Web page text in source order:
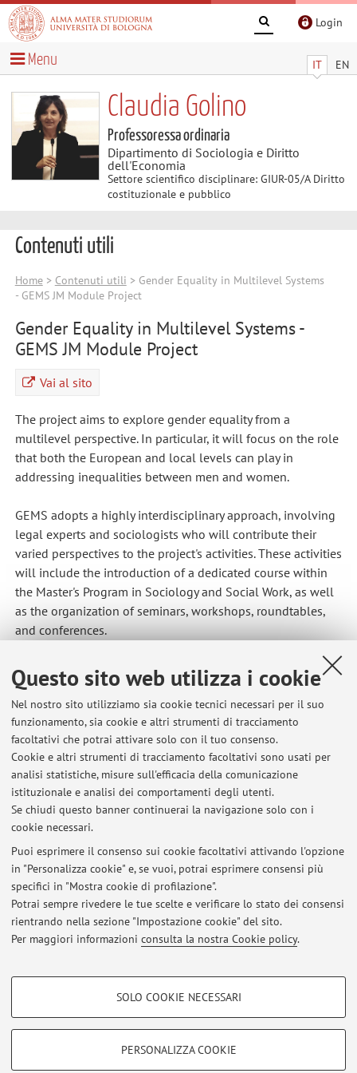
Questo sito web utilizza i cookie
Nel nostro sito utilizziamo sia cookie tecnici necessari per il suo
funzionamento, sia cookie e altri strumenti di tracciamento
facoltativi che potrai attivare solo con il tuo consenso.
Cookie e altri strumenti di tracciamento facoltativi sono usati per
analisi statistiche, misure sull'efficacia della comunicazione
istituzionale e analisi dei comportamenti degli utenti.
Se chiudi questo banner continuerai la navigazione solo con i
cookie necessari.
Puoi esprimere il consenso sui cookie facoltativi attivando l'opzione
in "Personalizza cookie" e, se vuoi, potrai esprimere consensi più
specifici in "Mostra cookie di profilazione".
Potrai sempre rivedere le tue scelte e verificare lo stato dei consensi
rientrando nella sezione "Impostazione cookie" del sito.
Per maggiori informazioni consulta la nostra Cookie policy.
COOKIE DI PROFILAZIONE - FACOLTATIVI
SOLO COOKIE NECESSARI
PERSONALIZZA COOKIE
Login
IT EN
Menu
Claudia Golino
Professoressa ordinaria
Dipartimento di Sociologia e Diritto
dell'Economia
Settore scientifico disciplinare: GIUR-05/A Diritto
costituzionale e pubblico
Contenuti utili
Home> Contenuti utili > Gender Equality in Multilevel Systems
- GEMS JM Module Project
Gender Equality in Multilevel Systems -
GEMS JM Module Project
Vai al sito
The project aims to explore gender equality from a
multilevel perspective. In particular, it will focus on the role
that both the European and local levels can play in
addressing inequalities between men and women.
GEMS adopts a highly interdisciplinary approach, involving
legal experts and sociologists who will contribute their
varied perspectives to the project's activities. These activities
will include the introduction of a dedicated course within
the Master's Program in Sociology and Social Work, as well
as the organization of seminars, workshops, roundtables,
and conferences.
Ultimi avvisi
Cancellazione lezione 15 settembre h. 13-15 - Istituzioni di diritto
pubblico
Pubblicato il: 08 settembre 2025
26 Novembre 2024 - Seminario Cittadinanza, Genere e Spazio
Pubblico. Storie dal Contesto Urbano
Pubblicato il: 22 novembre 2024
Annullamento lezione Diritto dei servizi sociali del 5 novembre
2024
Pubblicato il: 04 novembre 2024
Area riservata
Accedi tramiteloginper gestire tutti i contenuti del sito.